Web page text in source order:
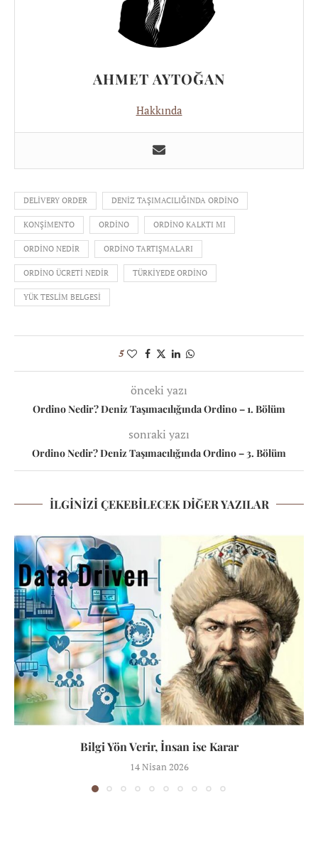
AHMET AYTOĞAN
Hakkında
DELIVERY ORDER DENIZ TAŞIMACILIĞINDA ORDINO
KONŞIMENTO ORDINO ORDINO KALKTI MI
ORDINO NEDIR ORDINO TARTIŞMALARI
ORDINO ÜCRETI NEDIR TÜRKIYEDE ORDINO
YÜK TESLIM BELGESI
5
önceki yazı
Ordino Nedir? Deniz Taşımacılığında Ordino – 1. Bölüm
sonraki yazı
Ordino Nedir? Deniz Taşımacılığında Ordino – 3. Bölüm
İLGINIZI ÇEKEBILECEK DIĞER YAZILAR
Bilgi Yön Verir, İnsan ise Karar
14 Nisan 2026